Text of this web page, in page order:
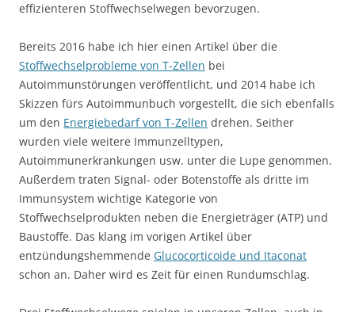
effizienteren Stoffwechselwegen bevorzugen.
Bereits 2016 habe ich hier einen Artikel über die
Stoffwechselprobleme von T-Zellen bei
Autoimmunstörungen veröffentlicht, und 2014 habe ich
Skizzen fürs Autoimmunbuch vorgestellt, die sich ebenfalls
um den Energiebedarf von T-Zellen drehen. Seither
wurden viele weitere Immunzelltypen,
Autoimmunerkrankungen usw. unter die Lupe genommen.
Außerdem traten Signal- oder Botenstoffe als dritte im
Immunsystem wichtige Kategorie von
Stoffwechselprodukten neben die Energieträger (ATP) und
Baustoffe. Das klang im vorigen Artikel über
entzündungshemmende Glucocorticoide und Itaconat
schon an. Daher wird es Zeit für einen Rundumschlag.